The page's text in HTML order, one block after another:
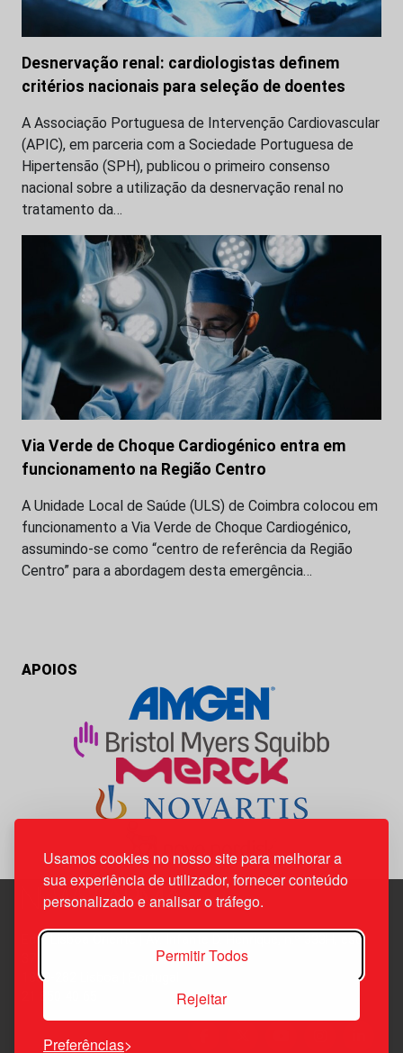
Usamos cookies no nosso site para melhorar a
sua experiência de utilizador, fornecer conteúdo
personalizado e analisar o tráfego.
Permitir Todos
Rejeitar
Preferências
Desnervação renal: cardiologistas definem
critérios nacionais para seleção de doentes
A Associação Portuguesa de Intervenção Cardiovascular
(APIC), em parceria com a Sociedade Portuguesa de
Hipertensão (SPH), publicou o primeiro consenso
nacional sobre a utilização da desnervação renal no
tratamento da…
Via Verde de Choque Cardiogénico entra em
funcionamento na Região Centro
A Unidade Local de Saúde (ULS) de Coimbra colocou em
funcionamento a Via Verde de Choque Cardiogénico,
assumindo-se como “centro de referência da Região
Centro” para a abordagem desta emergência…
APOIOS
Edif. Lisboa Oriente | Av. Infante D. Henrique, n.º 333H, esc.
1800-282 Lisboa | Portugal